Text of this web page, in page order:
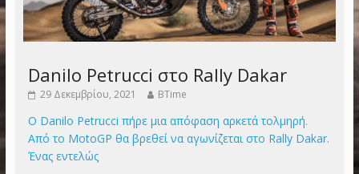
Danilo Petrucci στο Rally Dakar
29 Δεκεμβρίου, 2021 BTime
Ο Danilo Petrucci πήρε μια απόφαση αρκετά τολμηρή.
Από το MotoGP θα βρεθεί να αγωνίζεται στο Rally Dakar.
Ένας εντελώς